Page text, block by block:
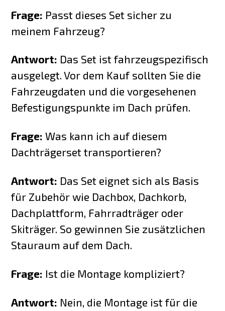
Frage: Passt dieses Set sicher zu
meinem Fahrzeug?
Antwort: Das Set ist fahrzeugspezifisch
ausgelegt. Vor dem Kauf sollten Sie die
Fahrzeugdaten und die vorgesehenen
Befestigungspunkte im Dach prüfen.
Frage: Was kann ich auf diesem
Dachträgerset transportieren?
Antwort: Das Set eignet sich als Basis
für Zubehör wie Dachbox, Dachkorb,
Dachplattform, Fahrradträger oder
Skiträger. So gewinnen Sie zusätzlichen
Stauraum auf dem Dach.
Frage: Ist die Montage kompliziert?
Antwort: Nein, die Montage ist für die